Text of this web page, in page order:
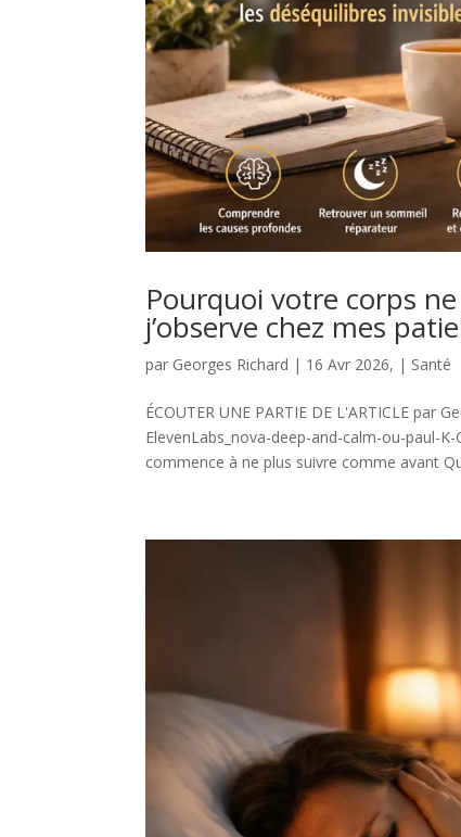
Pourquoi votre corps
j’observe chez mes
par Georges Richard | 16 Avr 2026, | Santé
ÉCOUTER UNE PARTIE DE L'ARTICLE
ElevenLabs_nova-deep-and-calm-ou-paul-
commence à ne plus suivre comme avant